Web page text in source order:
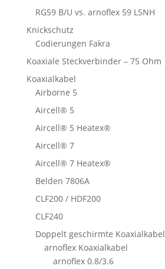
RG59 B/U vs. arnoflex 59 LSNH
Knickschutz
Codierungen Fakra
Koaxiale Steckverbinder – 75 Ohm
Koaxialkabel
Airborne 5
Aircell® 5
Aircell® 5 Heatex®
Aircell® 7
Aircell® 7 Heatex®
Belden 7806A
CLF200 / HDF200
CLF240
Doppelt geschirmte Koaxialkabel
arnoflex Koaxialkabel
arnoflex 0.8/3.6